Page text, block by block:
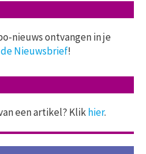
nieuws ontvangen in je
Nieuwsbrief!
een artikel? Klikhier.